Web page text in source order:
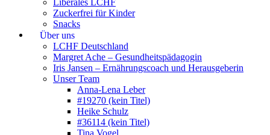
Zuckerfrei für Kinder
Snacks
Über uns
LCHF Deutschland
Margret Ache – Gesundheitspädagogin
Iris Jansen – Ernährungscoach und Herausgeberin
Unser Team
Anna-Lena Leber
#19270 (kein Titel)
Heike Schulz
#36114 (kein Titel)
Tina Vogel